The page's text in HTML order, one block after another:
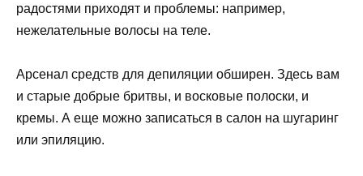
радостями приходят и проблемы: например,
нежелательные волосы на теле.
Арсенал средств для депиляции обширен. Здесь вам
и старые добрые бритвы, и восковые полоски, и
кремы. А еще можно записаться в салон на шугаринг
или эпиляцию.